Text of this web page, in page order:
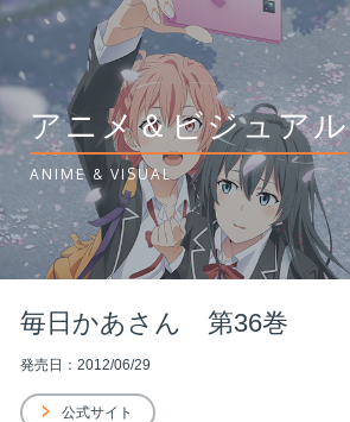
アニメ＆ビジュアル
ANIME & VISUAL
毎日かあさん 第36巻
発売日：2012/06/29
公式サイト